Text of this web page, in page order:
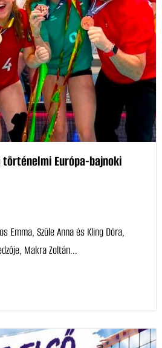
történelmi Európa-bajnoki
Emma, Szüle Anna és Kling Dóra,
Makra Zoltán...